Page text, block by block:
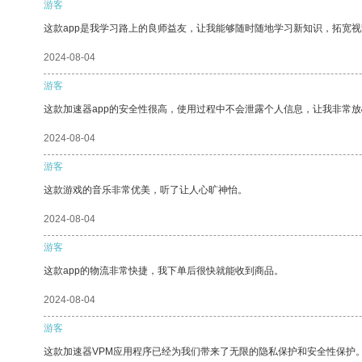
游客
这款app是我学习路上的良师益友，让我能够随时随地学习新知识，拓宽视
2024-08-04
游客
这款加速器app的安全性很高，使用过程中不会泄露个人信息，让我非常放
2024-08-04
游客
这款游戏的音乐非常优美，听了让人心旷神怡。
2024-08-04
游客
这款app的物流非常快捷，我下单后很快就能收到商品。
2024-08-04
游客
这款加速器VPM应用程序已经为我们带来了无限的隐私保护和安全性保护。